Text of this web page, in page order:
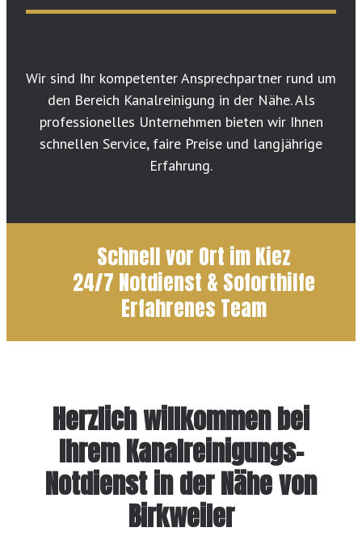
Wir sind Ihr kompetenter Ansprechpartner rund um
den Bereich Kanalreinigung in der Nähe. Als
professionelles Unternehmen bieten wir Ihnen
schnellen Service, faire Preise und langjährige
Erfahrung.
Schnell vor Ort im Kiez
24/7 Notdienst & Soforthilfe
Erfahrenes Team
Herzlich willkommen bei
Ihrem Kanalreinigungs-
Notdienst in der Nähe von
Birkweiler